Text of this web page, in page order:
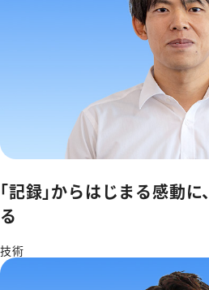
｢記録｣からはじまる感動に
る
技術